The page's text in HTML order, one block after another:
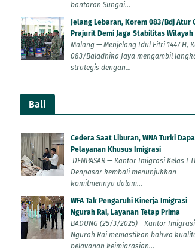
bantaran Sungai...
Jelang Lebaran, Korem 083/Bdj Atur
Prajurit Demi Jaga Stabilitas Wilayah
Malang — Menjelang Idul Fitri 1447 H,
083/Baladhika Jaya mengambil
strategis dengan...
Bali
Cedera Saat Liburan, WNA Turki
Pelayanan Khusus Imigrasi
DENPASAR — Kantor Imigrasi Kelas I
Denpasar kembali menunjukkan
komitmennya dalam...
WFA Tak Pengaruhi Kinerja Imigrasi
Ngurah Rai, Layanan Tetap Prima
BADUNG (25/3/2025) - Kantor Imigrasi
Ngurah Rai memastikan bahwa